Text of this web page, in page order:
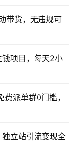
带货，无违规可
项目，每天2小
派单群0门槛，
立站引流变现全